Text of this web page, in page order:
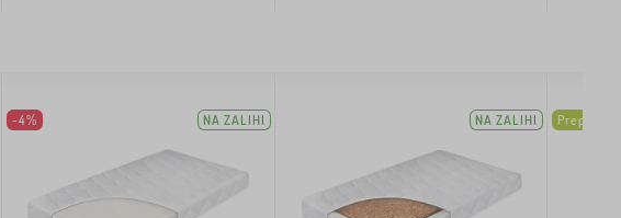
-4% NA ZALIHI NA ZALIHI Preporuka